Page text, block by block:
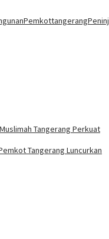
Pemkottangerang
Tangerang Perkuat
Tangerang Luncurkan